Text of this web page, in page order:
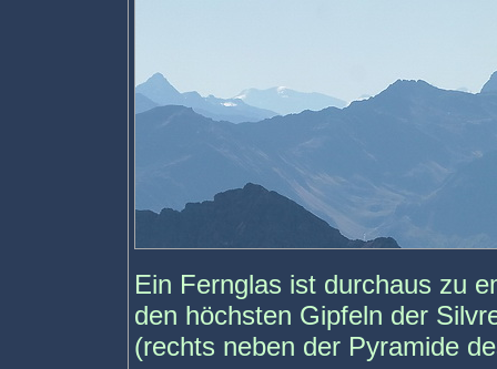
Ein Fernglas ist durchaus zu
den höchsten Gipfeln der
(rechts neben der Pyramide